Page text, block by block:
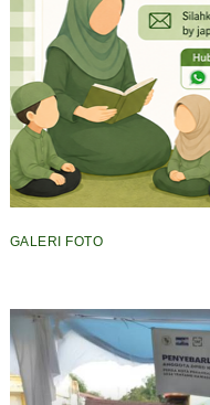
GALERI FOTO